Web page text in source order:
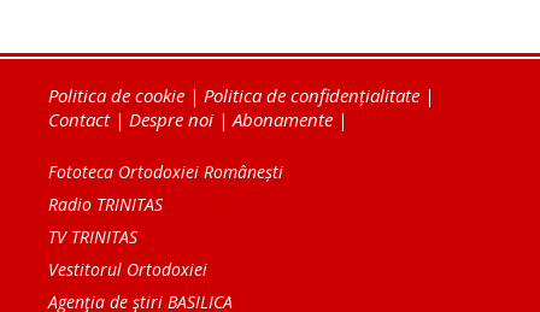
Politica de cookie | Politica de confidențialitate |
Contact| Despre noi |Abonamente |
Fototeca Ortodoxiei Românești
Radio TRINITAS
TV TRINITAS
Vestitorul Ortodoxiei
Agenţia de ştiri BASILICA